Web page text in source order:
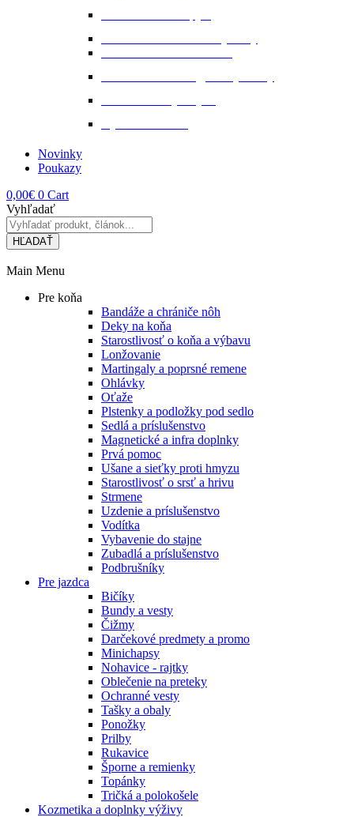
Novinky
Poukazy
0,00€ 0 Cart
Vyhľadať
HĽADAŤ
Main Menu
Pre koňa
Bandáže a chrániče nôh
Deky na koňa
Starostlivosť o koňa a výbavu
Lonžovanie
Martingaly a poprsné remene
Ohlávky
Oťaže
Plstenky a podložky pod sedlo
Sedlá a príslušenstvo
Magnetické a infra doplnky
Prvá pomoc
Ušane a sieťky proti hmyzu
Starostlivosť o srsť a hrivu
Strmene
Uzdenie a príslušenstvo
Vodítka
Vybavenie do stajne
Zubadlá a príslušenstvo
Podbrušníky
Pre jazdca
Bičíky
Bundy a vesty
Čižmy
Darčekové predmety a promo
Minichapsy
Nohavice - rajtky
Oblečenie na preteky
Ochranné vesty
Tašky a obaly
Ponožky
Prilby
Rukavice
Šporne a remienky
Topánky
Tričká a polokošele
Kozmetika a doplnky výživy